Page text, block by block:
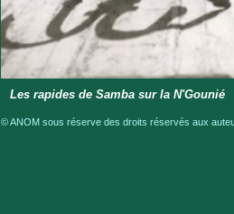
Les rapides de Samba sur la N'Gounié
© ANOM sous réserve des droits réservés aux